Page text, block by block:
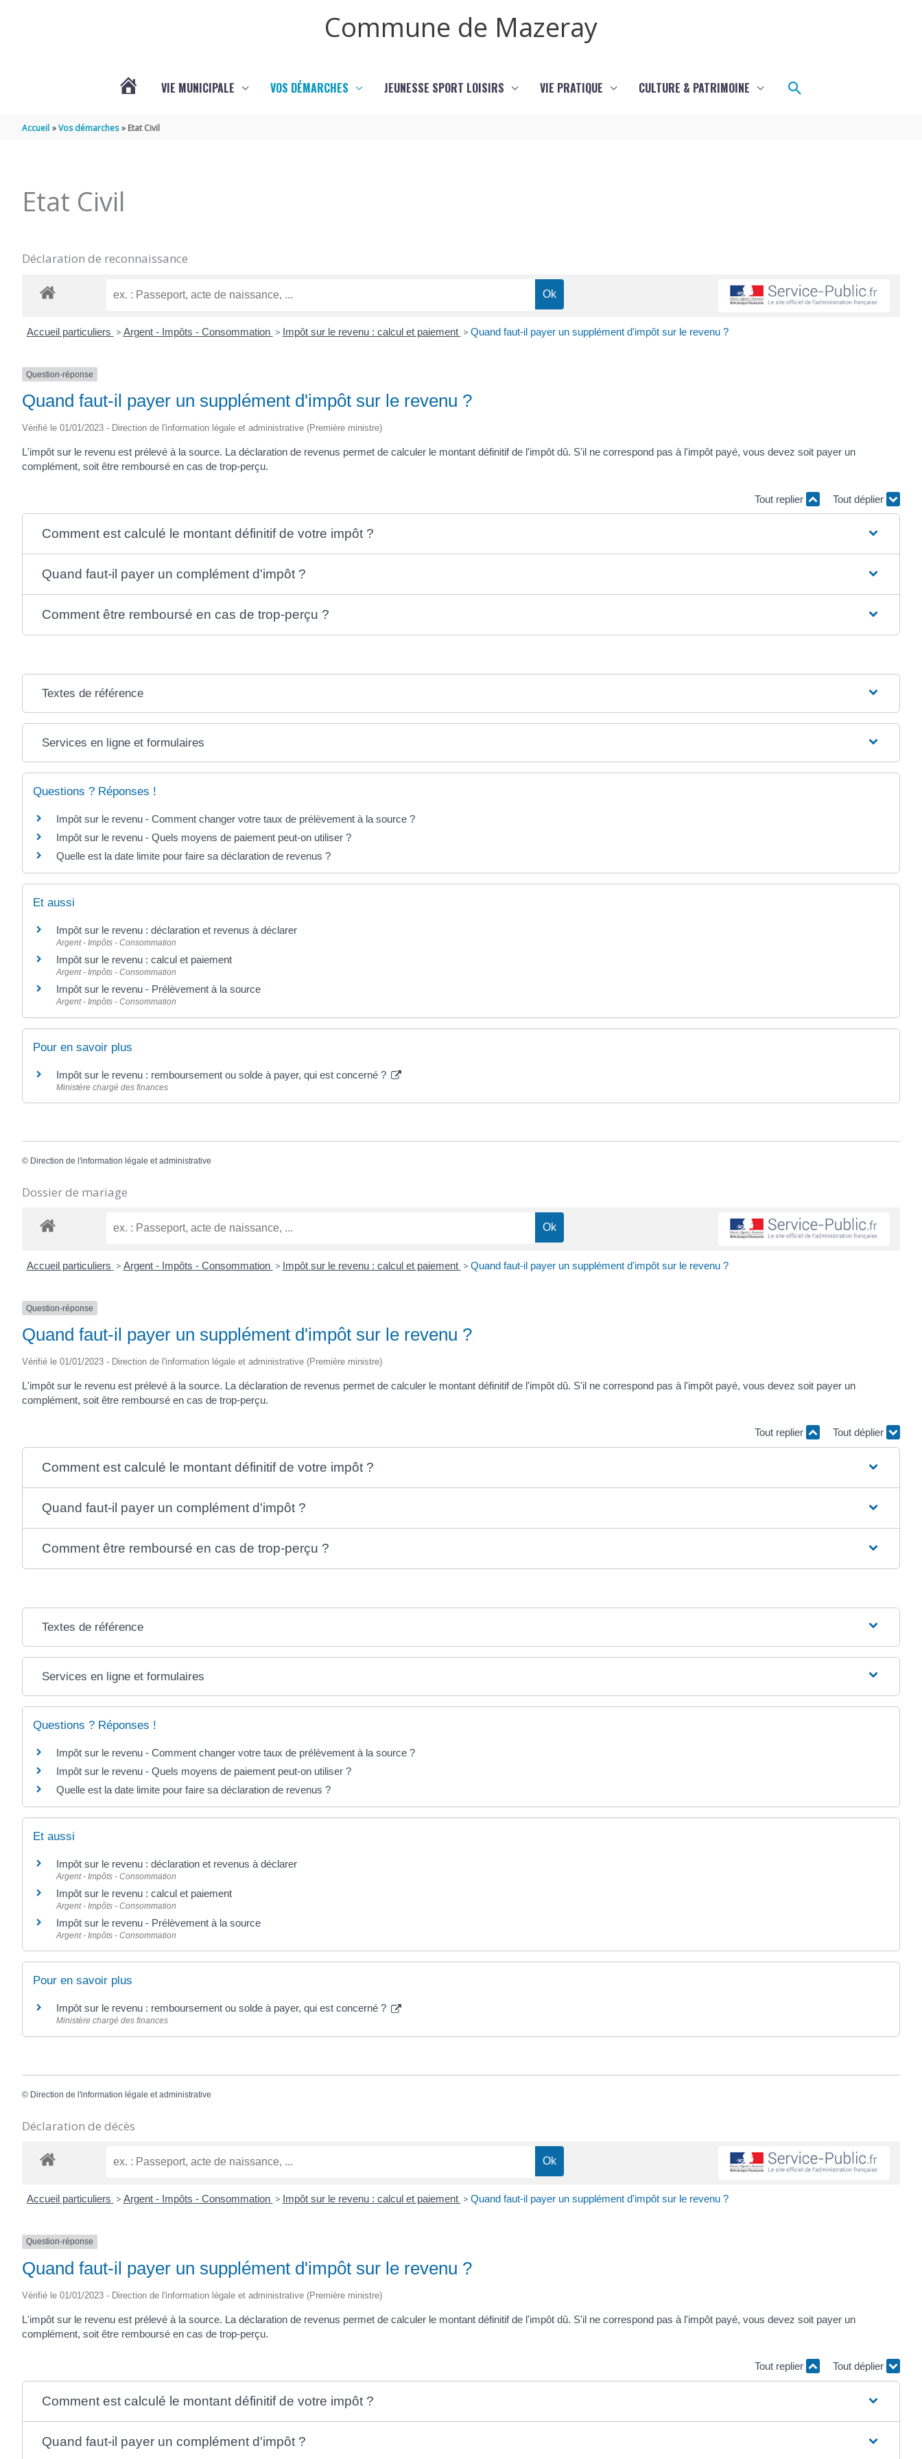
Commune de Mazeray
MAZERAY
VIE MUNICIPALE VOS DÉMARCHES JEUNESSE SPORT LOISIRS VIE PRATIQUE CULTURE & PATRIMOINE Rechercher
Accueil Vos démarches Etat Civil
Etat Civil
Déclaration de reconnaissance
Accueil particuliers > Argent - Impôts - Consommation > Impôt sur le revenu : calcul et paiement > Quand faut-il payer un supplément d'impôt sur le revenu ?
Question-réponse
Quand faut-il payer un supplément d'impôt sur le revenu ?
Vérifié le 01/01/2023 - Direction de l'information légale et administrative (Première ministre)
L'impôt sur le revenu est prélevé à la source. La déclaration de revenus permet de calculer le montant définitif de l'impôt dû. S'il ne correspond pas à l'impôt payé, vous devez soit payer un
complément, soit être remboursé en cas de trop-perçu.
Tout replier Tout déplier
Comment est calculé le montant définitif de votre impôt ?
Quand faut-il payer un complément d'impôt ?
Comment être remboursé en cas de trop-perçu ?
Textes de référence
Services en ligne et formulaires
Questions ? Réponses !
Impôt sur le revenu - Comment changer votre taux de prélèvement à la source ?
Impôt sur le revenu - Quels moyens de paiement peut-on utiliser ?
Quelle est la date limite pour faire sa déclaration de revenus ?
Et aussi
Impôt sur le revenu : déclaration et revenus à déclarer
Argent - Impôts - Consommation
Impôt sur le revenu : calcul et paiement
Argent - Impôts - Consommation
Impôt sur le revenu - Prélèvement à la source
Argent - Impôts - Consommation
Pour en savoir plus
Impôt sur le revenu : remboursement ou solde à payer, qui est concerné ?
Ministère chargé des finances
© Direction de l'information légale et administrative
Dossier de mariage
Accueil particuliers > Argent - Impôts - Consommation > Impôt sur le revenu : calcul et paiement > Quand faut-il payer un supplément d'impôt sur le revenu ?
Question-réponse
Quand faut-il payer un supplément d'impôt sur le revenu ?
Vérifié le 01/01/2023 - Direction de l'information légale et administrative (Première ministre)
L'impôt sur le revenu est prélevé à la source. La déclaration de revenus permet de calculer le montant définitif de l'impôt dû. S'il ne correspond pas à l'impôt payé, vous devez soit payer un
complément, soit être remboursé en cas de trop-perçu.
Tout replier Tout déplier
Comment est calculé le montant définitif de votre impôt ?
Quand faut-il payer un complément d'impôt ?
Comment être remboursé en cas de trop-perçu ?
Textes de référence
Services en ligne et formulaires
Questions ? Réponses !
Impôt sur le revenu - Comment changer votre taux de prélèvement à la source ?
Impôt sur le revenu - Quels moyens de paiement peut-on utiliser ?
Quelle est la date limite pour faire sa déclaration de revenus ?
Et aussi
Impôt sur le revenu : déclaration et revenus à déclarer
Argent - Impôts - Consommation
Impôt sur le revenu : calcul et paiement
Argent - Impôts - Consommation
Impôt sur le revenu - Prélèvement à la source
Argent - Impôts - Consommation
Pour en savoir plus
Impôt sur le revenu : remboursement ou solde à payer, qui est concerné ?
Ministère chargé des finances
© Direction de l'information légale et administrative
Déclaration de décès
Accueil particuliers > Argent - Impôts - Consommation > Impôt sur le revenu : calcul et paiement > Quand faut-il payer un supplément d'impôt sur le revenu ?
Question-réponse
Quand faut-il payer un supplément d'impôt sur le revenu ?
Vérifié le 01/01/2023 - Direction de l'information légale et administrative (Première ministre)
L'impôt sur le revenu est prélevé à la source. La déclaration de revenus permet de calculer le montant définitif de l'impôt dû. S'il ne correspond pas à l'impôt payé, vous devez soit payer un
complément, soit être remboursé en cas de trop-perçu.
Tout replier Tout déplier
Comment est calculé le montant définitif de votre impôt ?
Quand faut-il payer un complément d'impôt ?